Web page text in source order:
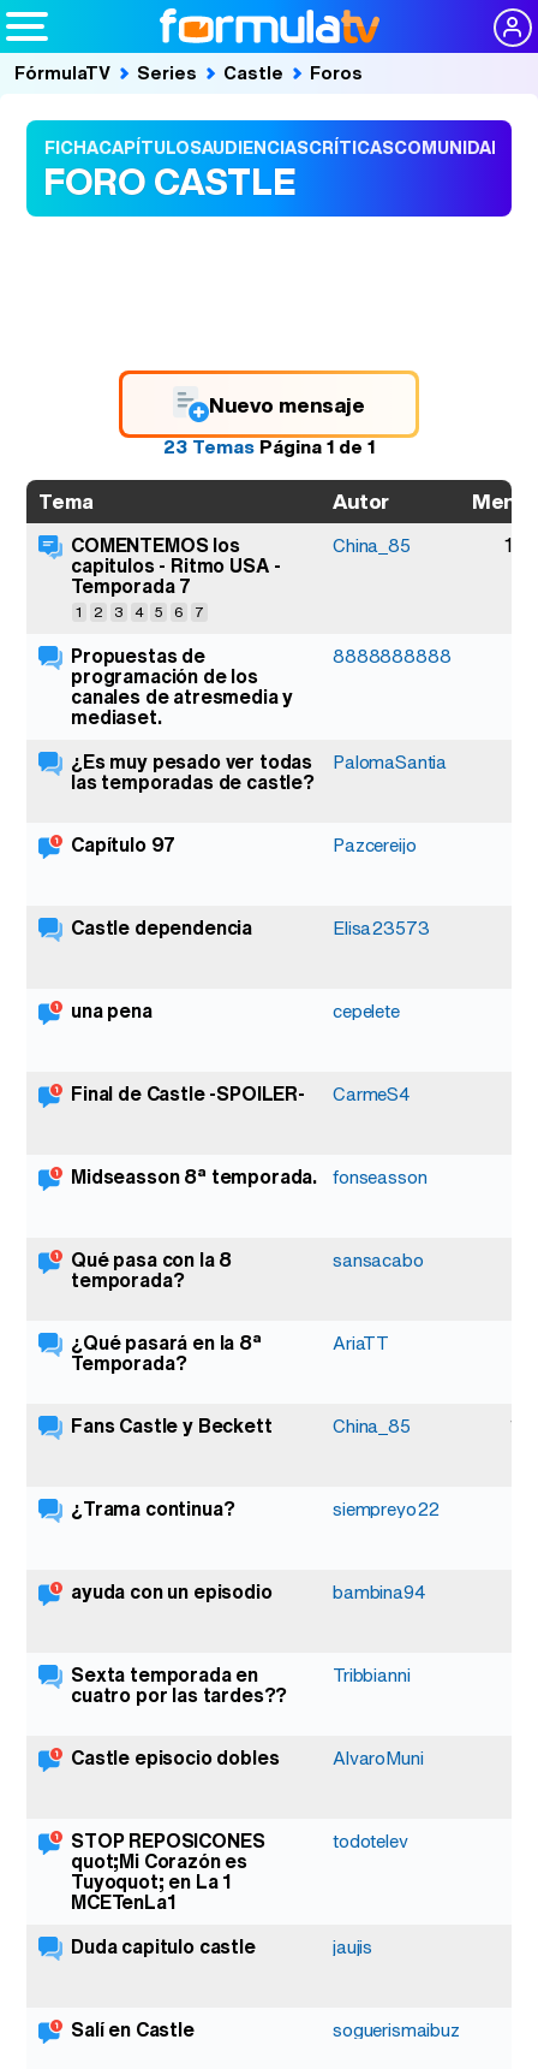
FórmulaTV Series Castle Foros
FICHACAPÍTULOSAUDIENCIASCRÍTICASCOMUNIDAD
FORO CASTLE
Nuevo mensaje
23 TemasPágina1de1
Tema Autor
COMENTEMOS los
capitulos - Ritmo USA -
Temporada 7
1 2 3 4 5 6 7
China_85 122
Propuestas de
programación de los
canales de atresmedia y
mediaset.
8888888888
¿Es muy pesado ver todas
las temporadas de castle?
PalomaSantia
Capítulo 97 Pazcereijo
Castle dependencia Elisa23573
una pena cepelete
Final de Castle -SPOILER- CarmeS4
Midseasson 8ª temporada. fonseasson
Qué pasa con la 8
temporada?
sansacabo
¿Qué pasará en la 8ª
Temporada?
AriaTT
Fans Castle y Beckett China_85 13
¿Trama continua? siempreyo22
ayuda con un episodio bambina94
Sexta temporada en
cuatro por las tardes??
Tribbianni
Castle episocio dobles AlvaroMuni
STOP REPOSICONES
quot;Mi Corazón es
Tuyoquot; en La 1
MCETenLa1
todotelev
Duda capitulo castle jaujis
Salí en Castle soguerismaibuz